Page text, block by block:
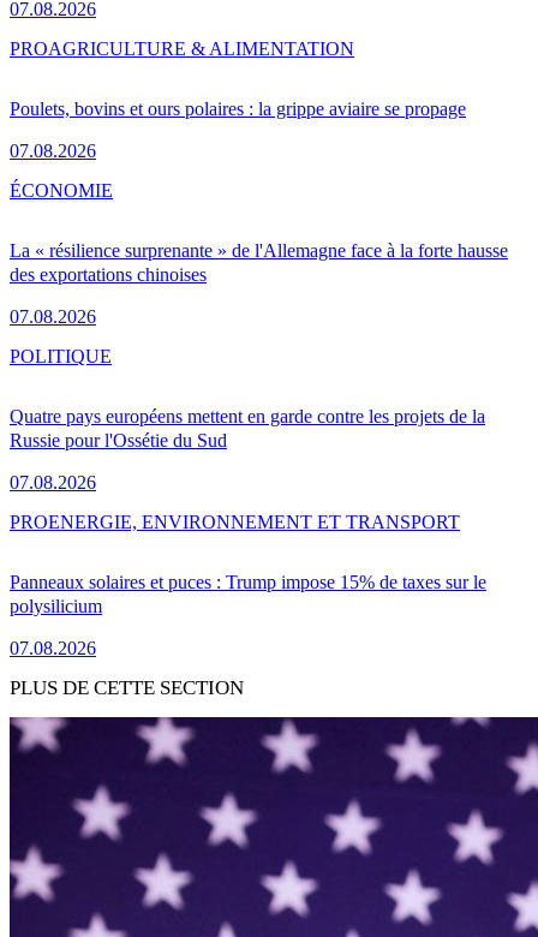
07.08.2026
Poulets, bovins et ours polaires : la grippe aviaire se propage
07.08.2026
PROAGRICULTURE & ALIMENTATION
La « résilience surprenante » de l'Allemagne face à la forte hausse
des exportations chinoises
07.08.2026
ÉCONOMIE
Quatre pays européens mettent en garde contre les projets de la
Russie pour l'Ossétie du Sud
07.08.2026
POLITIQUE
Panneaux solaires et puces : Trump impose 15% de taxes sur le
polysilicium
07.08.2026
PROENERGIE, ENVIRONNEMENT ET TRANSPORT
PLUS DE CETTE SECTION